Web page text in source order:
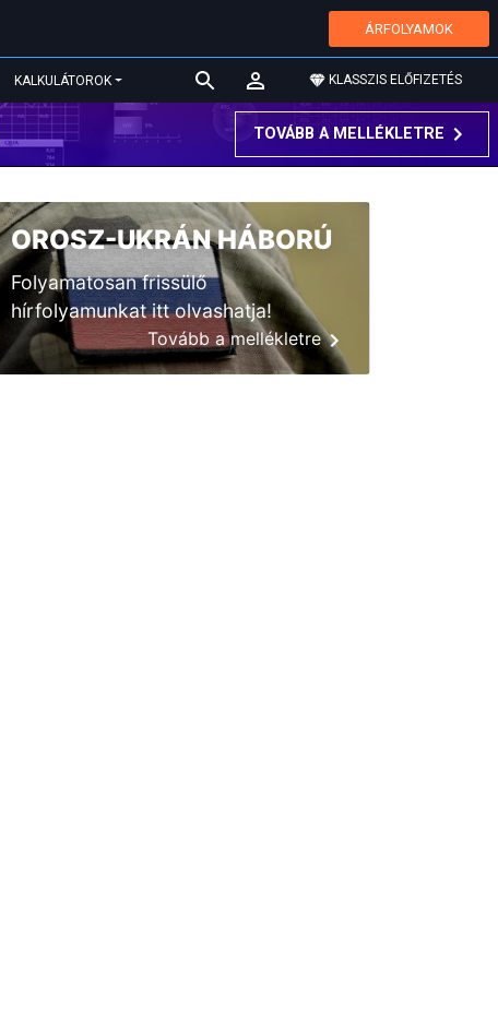
ÁRFOLYAMOK
KALKULÁTOROK KLASSZIS ELŐFIZETÉS
TOVÁBB A MELLÉKLETRE
OROSZ-UKRÁN HÁBORÚ
Folyamatosan frissülő
hírfolyamunkat itt olvashatja!
Tovább a mellékletre